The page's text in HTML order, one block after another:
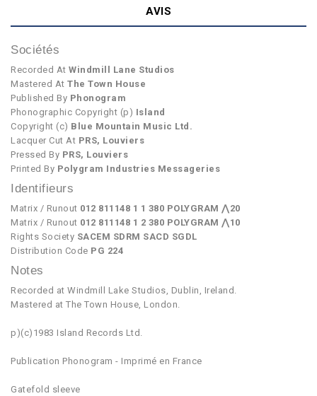
AVIS
Sociétés
Recorded At Windmill Lane Studios
Mastered At The Town House
Published By Phonogram
Phonographic Copyright (p) Island
Copyright (c) Blue Mountain Music Ltd.
Lacquer Cut At PRS, Louviers
Pressed By PRS, Louviers
Printed By Polygram Industries Messageries
Identifieurs
Matrix / Runout 012 811148 1 1 380 POLYGRAM ⋀20
Matrix / Runout 012 811148 1 2 380 POLYGRAM ⋀10
Rights Society SACEM SDRM SACD SGDL
Distribution Code PG 224
Notes
Recorded at Windmill Lake Studios, Dublin, Ireland.
Mastered at The Town House, London.
p)(c)1983 Island Records Ltd.
Publication Phonogram - Imprimé en France
Gatefold sleeve